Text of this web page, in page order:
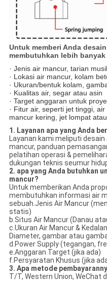
Untuk memberi Anda
membutuhkan lebih
· Jenis air mancur, tarian
· Lokasi air mancur, kolam
· Ukuran/bentuk kolam,
· Kualitas air, segar atau asin
· Target anggaran untuk
· Fitur air, seperti jet tinggi,
mancur kering, jet lompat
1. Layanan apa yang Anda
Layanan kami meliputi
mancur, panduan
pelatihan operasi &
dukungan teknis seumur
2. apa yang Anda butuhkan
mancur?
Untuk memberikan Anda
membutuhkan informasi air
sebuah.Jenis Air Mancur
statis)
b.Situs Air Mancur (Danau
c.Ukuran Air Mancur &
Diameter, gambar atau
d.Power Supply (tegangan,
e.Anggaran Target (jika ada)
f.Persyaratan Khusus (jika
3. Apa metode
T/T, Western Union, WeChat